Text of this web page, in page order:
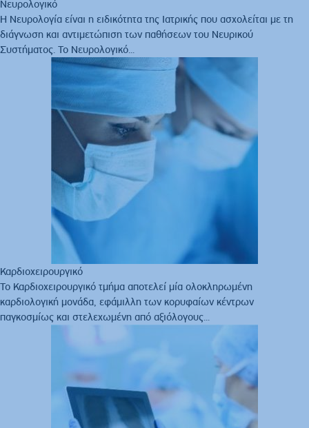
Νευρολογικό
Η Νευρολογία είναι η ειδικότητα της Ιατρικής που ασχολείται με τη
διάγνωση και αντιμετώπιση των παθήσεων του Νευρικού
Συστήματος. Το Νευρολογικό...
Καρδιοχειρουργικό
Το Καρδιοχειρουργικό τμήμα αποτελεί μία ολοκληρωμένη
καρδιολογική μονάδα, εφάμιλλη των κορυφαίων κέντρων
παγκοσμίως και στελεχωμένη από αξιόλογους...